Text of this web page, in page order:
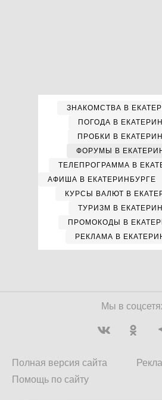
ЗНАКОМСТВА В
ПОГОДА В
ПРОБКИ В
ФОРУМЫ В
ТЕЛЕПРОГРАММА В
АФИША В ЕКАТЕРИНБУРГЕ
КУРСЫ ВАЛЮТ В
ТУРИЗМ В
ПРОМОКОДЫ В
РЕКЛАМА В
Мы в
Полная версия сайта
Помощь по сайту